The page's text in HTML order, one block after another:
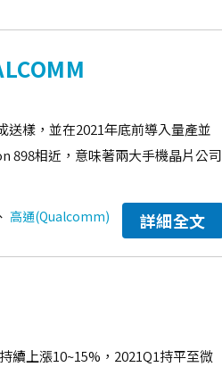
樣，並在2021年底前導入量產並
相近，意味著兩大手機晶片公司
高通(Qualcomm) 詳細全文
續上漲10~15%，2021Q1持平至微